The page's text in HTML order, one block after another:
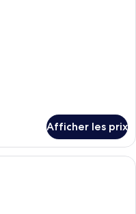
Afficher les prix